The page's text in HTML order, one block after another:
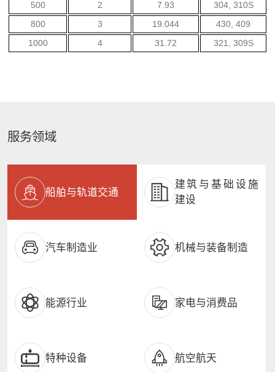
500 2 7.93
304, 310S
800
3 19.044
430, 409
1000
4 31.72 321, 309S
服务领域
船舶与轨道交通
建筑与基础设施
建设
汽车制造业 机械与装备制造
能源行业 家电与消费品
特种设备 航空航天